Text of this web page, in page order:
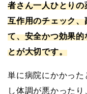
者さん一人ひとり
互作用のチェック
て、安全かつ効果
とが大切です。
単に病院にかかっ
し体調が悪かった